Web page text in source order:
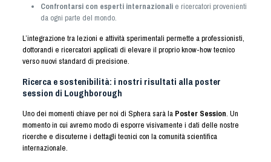
Confrontarsi con esperti internazionalie ricercatori provenienti
da ogni parte del mondo.
L’integrazione tra lezioni e attività sperimentali permette a professionisti,
dottorandi e ricercatori applicati di elevare il proprio know-how tecnico
verso nuovi standard di precisione.
Ricerca e sostenibilità: i nostri risultati alla poster
session di Loughborough
Uno dei momenti chiave per noi di Sphera sarà la Poster Session. Un
momento in cui avremo modo di esporre visivamente i dati delle nostre
ricerche e discuterne i dettagli tecnici con la comunità scientifica
internazionale.